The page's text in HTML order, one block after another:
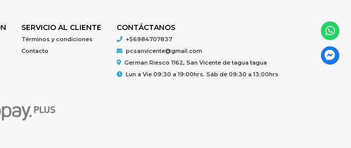
SERVICIO AL CLIENTE
Términos y condiciones
Contacto
CONTÁCTANOS
+56984707837
pcsanvicente@gmail.com
German Riesco 1162, San Vicente de tagua tagua
Lun a Vie 09:30 a 19:00hrs. Sáb de 09:30 a 13:00hrs